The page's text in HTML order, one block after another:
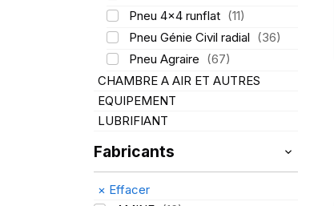
Pneu 4x4 runflat (11)
Pneu Génie Civil radial (36)
Pneu Agraire (67)
CHAMBRE A AIR ET AUTRES
EQUIPEMENT
LUBRIFIANT
Fabricants
× Effacer